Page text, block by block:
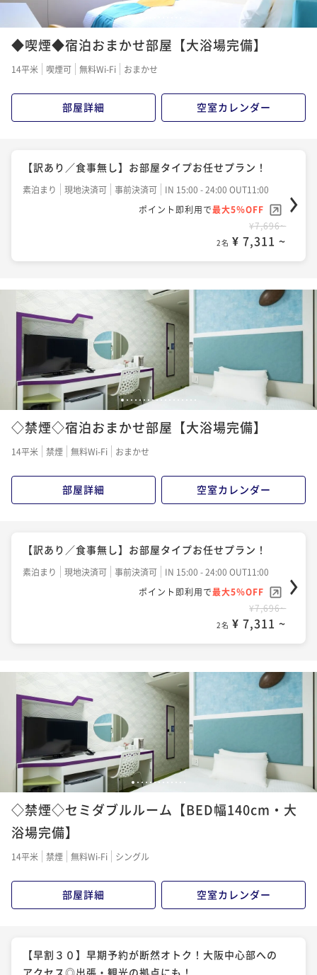
1
◆喫煙◆宿泊おまかせ部屋【大浴場完備】
14平米 喫煙可 無料Wi-Fi おまかせ
部屋詳細 空室カレンダー
【訳あり／食事無し】お部屋タイプお任せプラン！
素泊まり 現地決済可 事前決済可
IN 15:00 - 24:00 OUT11:00
ポイント即利用で最大5％OFF
¥7,696~
2名 ¥ 7,311 ~
1 2 3 4 567891011 13 14 15 16 17 18
◇禁煙◇宿泊おまかせ部屋【大浴場完備】
14平米 禁煙 無料Wi-Fi おまかせ
部屋詳細 空室カレンダー
【訳あり／食事無し】お部屋タイプお任せプラン！
素泊まり 現地決済可 事前決済可
IN 15:00 - 24:00 OUT11:00
ポイント即利用で最大5％OFF
¥7,696~
2名 ¥ 7,311 ~
1 23 45678 9 11 12 13
◇禁煙◇セミダブルルーム【BED幅140cm・大
浴場完備】
14平米 禁煙 無料Wi-Fi シングル
部屋詳細 空室カレンダー
【早割３０】早期予約が断然オトク！大阪中心部への
アクセス◎出張・観光の拠点にも！